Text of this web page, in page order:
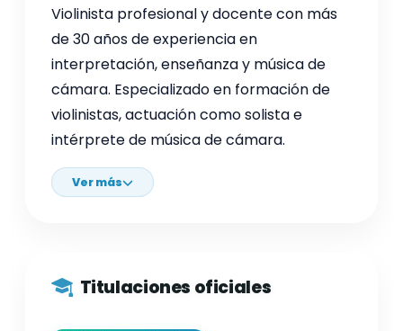
Violinista profesional y docente con más
de 30 años de experiencia en
interpretación, enseñanza y música de
cámara. Especializado en formación de
violinistas, actuación como solista e
intérprete de música de cámara.
Ver más
Titulaciones oficiales